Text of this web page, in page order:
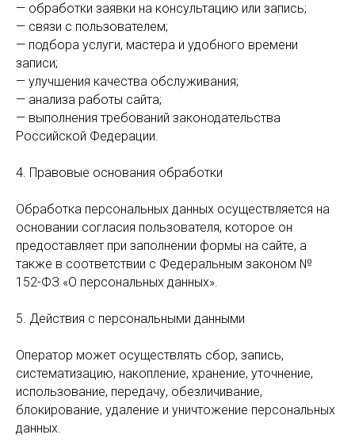
— обработки заявки на консультацию или запись;
— связи с пользователем;
— подбора услуги, мастера и удобного времени
записи;
— улучшения качества обслуживания;
— анализа работы сайта;
— выполнения требований законодательства
Российской Федерации.
4. Правовые основания обработки
Обработка персональных данных осуществляется на
основании согласия пользователя, которое он
предоставляет при заполнении формы на сайте, а
также в соответствии с Федеральным законом №
152-ФЗ «О персональных данных».
5. Действия с персональными данными
Оператор может осуществлять сбор, запись,
систематизацию, накопление, хранение, уточнение,
использование, передачу, обезличивание,
блокирование, удаление и уничтожение персональных
данных.